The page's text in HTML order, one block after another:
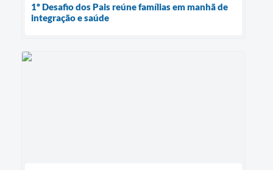
1º Desafio dos Pais reúne famílias em manhã de
integração e saúde